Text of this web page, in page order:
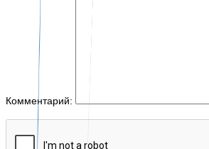
Комментарий: